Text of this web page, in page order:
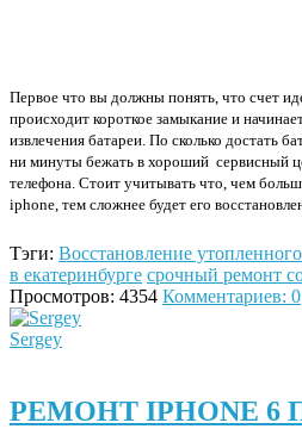
Первое что вы должны понять, что счет
происходит короткое замыкание и
извлечения батареи. По сколько достать
ни минуты бежать в хороший сервисный
телефона. Стоит учитывать что, чем
iphone , тем сложнее будет его
Тэги: Восстановление
в екатеринбурге срочный ремонт
Просмотров: 4354 Комментариев: 0
Sergey
РЕМОНТ IPHONE